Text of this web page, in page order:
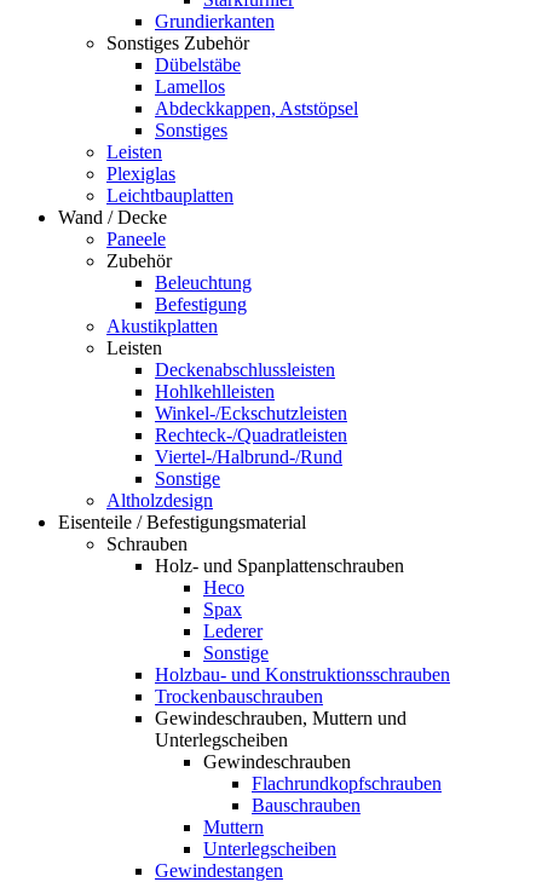
Grundierkanten
Sonstiges Zubehör
Dübelstäbe
Lamellos
Abdeckkappen, Aststöpsel
Sonstiges
Leisten
Plexiglas
Leichtbauplatten
Wand / Decke
Paneele
Zubehör
Beleuchtung
Befestigung
Akustikplatten
Leisten
Deckenabschlussleisten
Hohlkehlleisten
Winkel-/Eckschutzleisten
Rechteck-/Quadratleisten
Viertel-/Halbrund-/Rund
Sonstige
Altholzdesign
Eisenteile / Befestigungsmaterial
Schrauben
Holz- und Spanplattenschrauben
Heco
Spax
Lederer
Sonstige
Holzbau- und Konstruktionsschrauben
Trockenbauschrauben
Gewindeschrauben, Muttern und
Unterlegscheiben
Gewindeschrauben
Flachrundkopfschrauben
Bauschrauben
Muttern
Unterlegscheiben
Gewindestangen